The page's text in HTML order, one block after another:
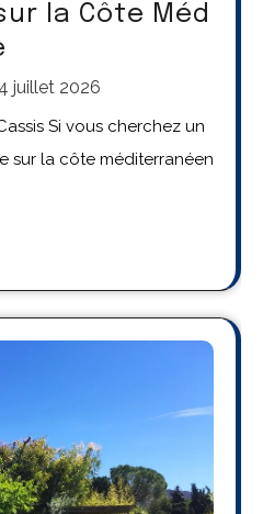
la Côte Méd
juillet 2026
Si vous cherchez un
sur la côte méditerranéen